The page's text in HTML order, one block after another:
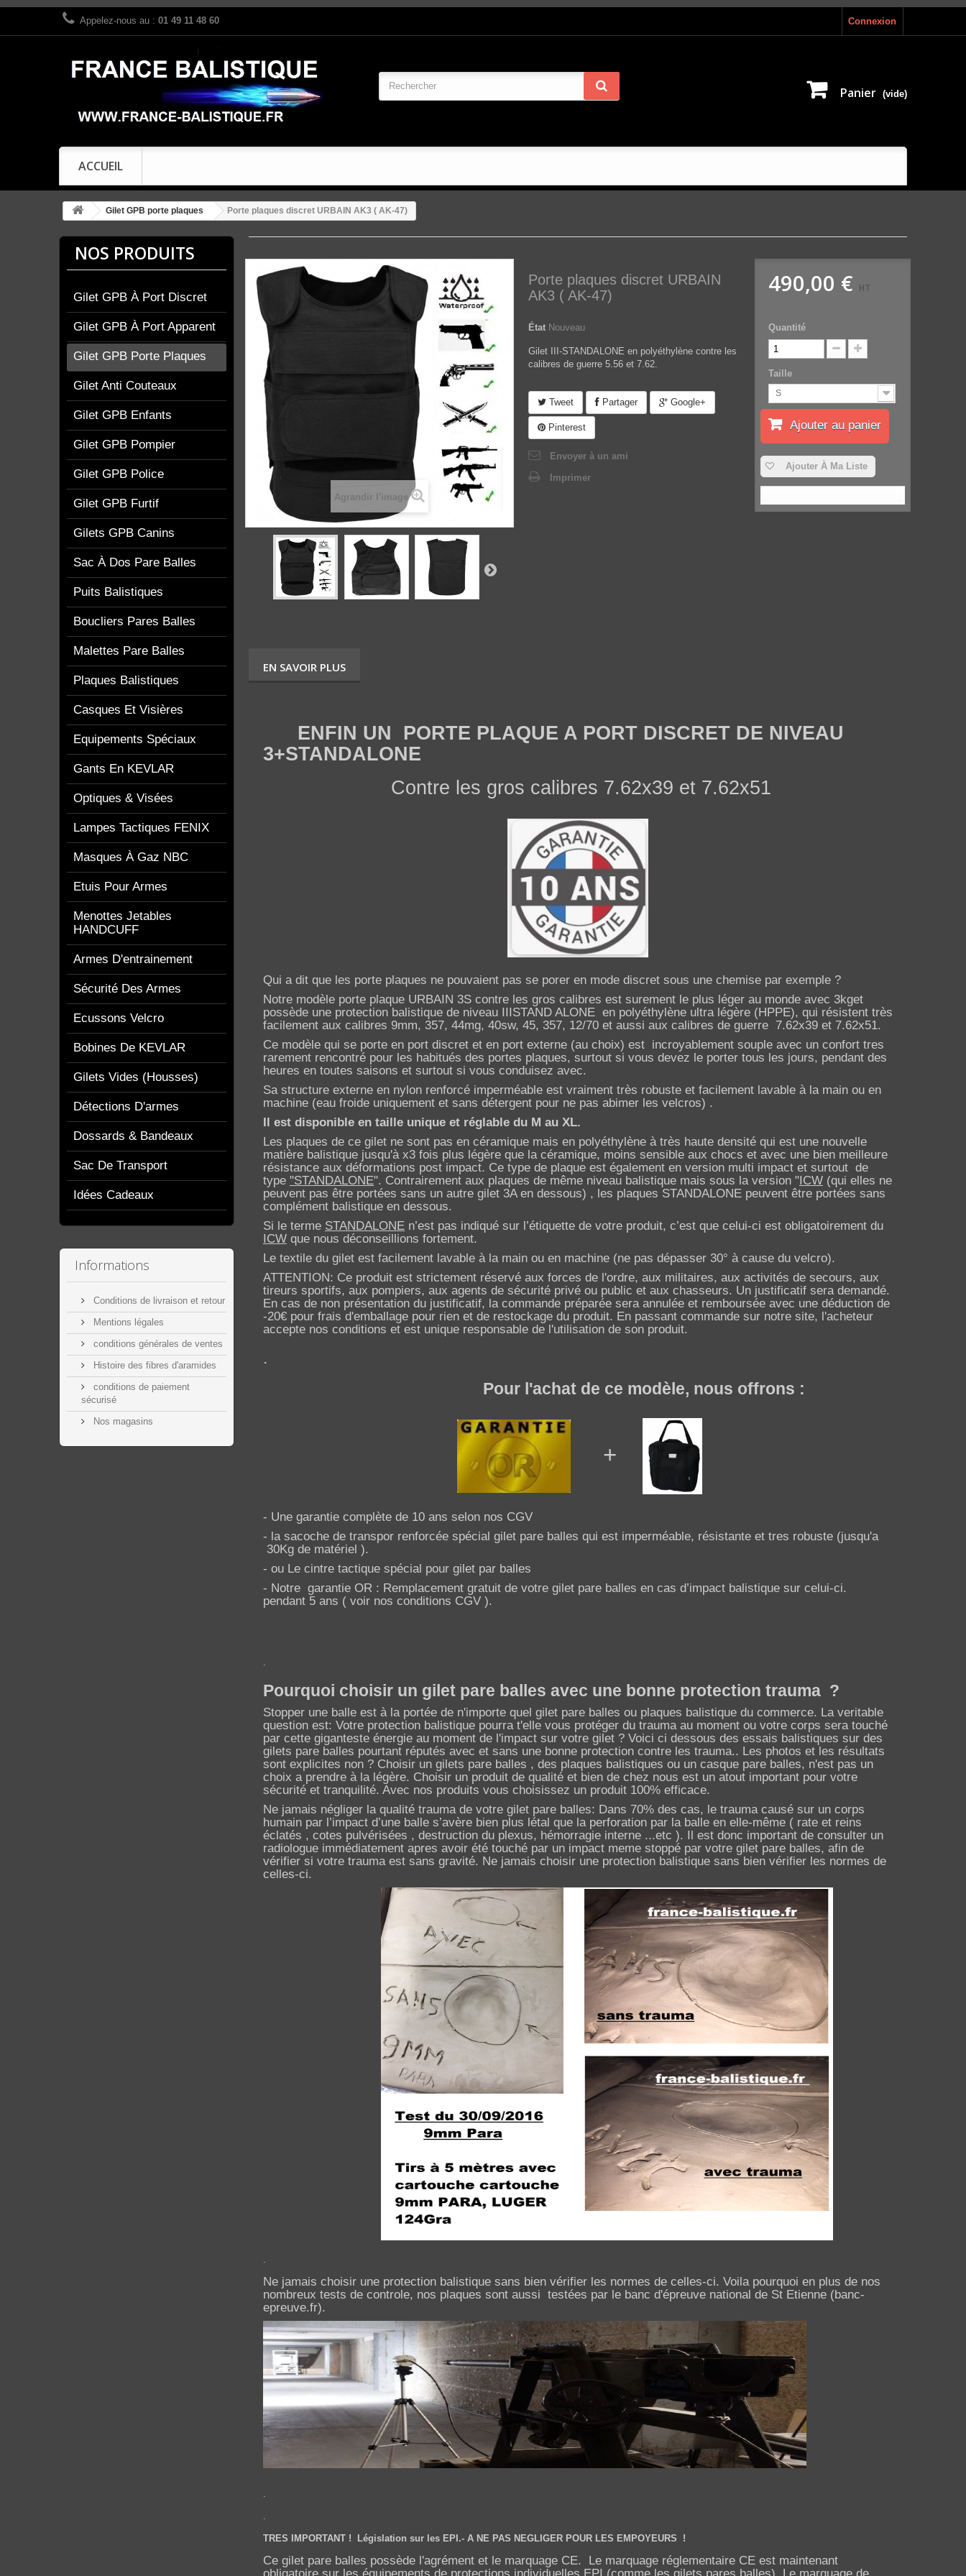
Connexion
Appelez-nous au : 01 49 11 48 60
Panier (vide)
ACCUEIL
Gilet GPB porte plaques Porte plaques discret URBAIN AK3 ( AK-47)
NOS PRODUITS
Gilet GPB À Port Discret
Gilet GPB À Port Apparent
Gilet GPB Porte Plaques
Gilet Anti Couteaux
Gilet GPB Enfants
Gilet GPB Pompier
Gilet GPB Police
Gilet GPB Furtif
Gilets GPB Canins
Sac À Dos Pare Balles
Puits Balistiques
Boucliers Pares Balles
Malettes Pare Balles
Plaques Balistiques
Casques Et Visières
Equipements Spéciaux
Gants En KEVLAR
Optiques & Visées
Lampes Tactiques FENIX
Masques À Gaz NBC
Etuis Pour Armes
Menottes Jetables
HANDCUFF
Armes D'entrainement
Sécurité Des Armes
Ecussons Velcro
Bobines De KEVLAR
Gilets Vides (housses)
Détections D'armes
Dossards & Bandeaux
Sac De Transport
Idées Cadeaux
Informations
Conditions de livraison et retour
Mentions légales
conditions générales de ventes
Histoire des fibres d'aramides
conditions de paiement
sécurisé
Nos magasins
Agrandir l'image
Porte plaques discret URBAIN
AK3 ( AK-47)
État Nouveau
Gilet III-STANDALONE en polyéthylène contre les
calibres de guerre 5.56 et 7.62.
Tweet Partager Google+
Pinterest
Envoyer à un ami
Imprimer
490,00 € HT
Quantité
Taille
S
Ajouter au panier
Ajouter À Ma Liste
EN SAVOIR PLUS
ENFIN UN PORTE PLAQUE A PORT DISCRET DE NIVEAU
3+STANDALONE
Contre les gros calibres 7.62x39 et 7.62x51
Qui a dit que les porte plaques ne pouvaient pas se porer en mode discret sous une chemise par exemple ?
Notre modèle porte plaque URBAIN 3S contre les gros calibres est surement le plus léger au monde avec 3kget
possède une protection balistique de niveau IIISTAND ALONE en polyéthylène ultra légère (HPPE), qui résistent très
facilement aux calibres 9mm, 357, 44mg, 40sw, 45, 357, 12/70 et aussi aux calibres de guerre 7.62x39 et 7.62x51.
Ce modèle qui se porte en port discret et en port externe (au choix) est incroyablement souple avec un confort tres
rarement rencontré pour les habitués des portes plaques, surtout si vous devez le porter tous les jours, pendant des
heures en toutes saisons et surtout si vous conduisez avec.
Sa structure externe en nylon renforcé imperméable est vraiment très robuste et facilement lavable à la main ou en
machine (eau froide uniquement et sans détergent pour ne pas abimer les velcros) .
Il est disponible en taille unique et réglable du M au XL.
Les plaques de ce gilet ne sont pas en céramique mais en polyéthylène à très haute densité qui est une nouvelle
matière balistique jusqu'à x3 fois plus légère que la céramique, moins sensible aux chocs et avec une bien meilleure
résistance aux déformations post impact. Ce type de plaque est également en version multi impact et surtout de
type "STANDALONE". Contrairement aux plaques de même niveau balistique mais sous la version "ICW (qui elles ne
peuvent pas être portées sans un autre gilet 3A en dessous) , les plaques STANDALONE peuvent être portées sans
complément balistique en dessous.
Si le terme STANDALONE n’est pas indiqué sur l’étiquette de votre produit, c’est que celui-ci est obligatoirement du
ICW que nous déconseillions fortement.
Le textile du gilet est facilement lavable à la main ou en machine (ne pas dépasser 30° à cause du velcro).
ATTENTION: Ce produit est strictement réservé aux forces de l'ordre, aux militaires, aux activités de secours, aux
tireurs sportifs, aux pompiers, aux agents de sécurité privé ou public et aux chasseurs. Un justificatif sera demandé.
En cas de non présentation du justificatif, la commande préparée sera annulée et remboursée avec une déduction de
-20€ pour frais d'emballage pour rien et de restockage du produit. En passant commande sur notre site, l'acheteur
accepte nos conditions et est unique responsable de l'utilisation de son produit.
.
Pour l'achat de ce modèle, nous offrons :
+
- Une garantie complète de 10 ans selon nos CGV
- la sacoche de transpor renforcée spécial gilet pare balles qui est imperméable, résistante et tres robuste (jusqu'a
30Kg de matériel ).
- ou Le cintre tactique spécial pour gilet par balles
- Notre garantie OR : Remplacement gratuit de votre gilet pare balles en cas d’impact balistique sur celui-ci.
pendant 5 ans ( voir nos conditions CGV ).
.
Pourquoi choisir un gilet pare balles avec une bonne protection trauma ?
Stopper une balle est à la portée de n'importe quel gilet pare balles ou plaques balistique du commerce. La veritable
question est: Votre protection balistique pourra t'elle vous protéger du trauma au moment ou votre corps sera touché
par cette giganteste énergie au moment de l'impact sur votre gilet ? Voici ci dessous des essais balistiques sur des
gilets pare balles pourtant réputés avec et sans une bonne protection contre les trauma.. Les photos et les résultats
sont explicites non ? Choisir un gilets pare balles , des plaques balistiques ou un casque pare balles, n'est pas un
choix a prendre à la légère. Choisir un produit de qualité et bien de chez nous est un atout important pour votre
sécurité et tranquilité. Avec nos produits vous choisissez un produit 100% efficace.
Ne jamais négliger la qualité trauma de votre gilet pare balles: Dans 70% des cas, le trauma causé sur un corps
humain par l’impact d’une balle s’avère bien plus létal que la perforation par la balle en elle-même ( rate et reins
éclatés , cotes pulvérisées , destruction du plexus, hémorragie interne ...etc ). Il est donc important de consulter un
radiologue immédiatement apres avoir été touché par un impact meme stoppé par votre gilet pare balles, afin de
vérifier si votre trauma est sans gravité. Ne jamais choisir une protection balistique sans bien vérifier les normes de
celles-ci.
.
Ne jamais choisir une protection balistique sans bien vérifier les normes de celles-ci. Voila pourquoi en plus de nos
nombreux tests de controle, nos plaques sont aussi testées par le banc d'épreuve national de St Etienne (banc-
epreuve.fr).
.
.
TRES IMPORTANT ! Législation sur les EPI.- A NE PAS NEGLIGER POUR LES EMPOYEURS !
Ce gilet pare balles possède l'agrément et le marquage CE. Le marquage réglementaire CE est maintenant